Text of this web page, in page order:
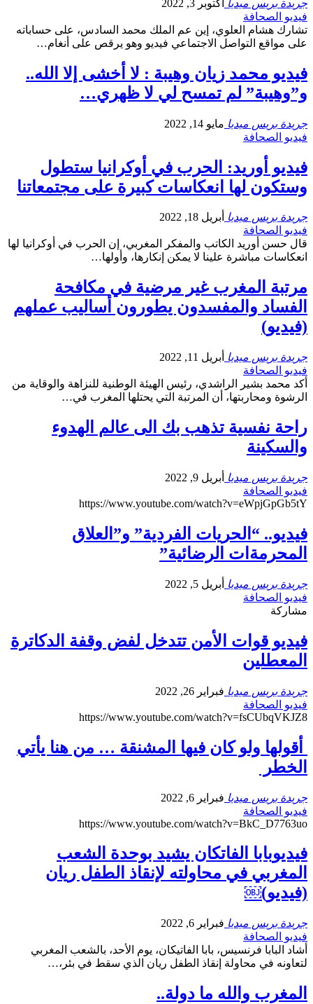
جريدة بريس ميديا
أكتوبر 3, 2022
فيديو الصحافة
تشارك هشام العلوي، إين عم الملك محمد السادس، على حساباته
على مواقع التواصل الاجتماعي فيديو وهو يرقص على أنغام…
فيديو محمد زيان وهيبة : لا أخشى إلا الله..
و”وهيبة” لم تمسح لي لا ظهري…
جريدة بريس ميديا مايو 14, 2022
فيديو الصحافة
فيديو أوريد: الحرب في أوكرانيا ستطول
وستكون لها انعكاسات كبيرة على مجتمعاتنا
جريدة بريس ميديا
أبريل 18, 2022
فيديو الصحافة
قال حسن أوريد الكاتب والمفكر المغربي، إن الحرب في أوكرانيا لها
انعكاسات مباشرة علينا لا يمكن إنكارها، وأولها…
مرتبة المغرب غير مرضية في مكافحة
الفساد والمفسدون يطورون أساليب عملهم
(فيديو)
جريدة بريس ميديا
أبريل 11, 2022
فيديو الصحافة
أكد محمد بشير الراشدي، رئيس الهيئة الوطنية للنزاهة والوقاية من
الرشوة ومحاربتها، أن المرتبة التي يحتلها المغرب في…
راحة نفسية تذهب بك الى عالم الهدوء
والسكينة
جريدة بريس ميديا
أبريل 9, 2022
فيديو الصحافة
https://www.youtube.com/watch?v=eWpjGpGb5tY
فيديو.. “الحريات الفردية” و”العلاق
المحرمةات الرضائية”
جريدة بريس ميديا
أبريل 5, 2022
فيديو الصحافة
مشاركة
فيديو قوات الأمن تتدخل لفض وقفة الدكاترة
المعطلين
جريدة بريس ميديا فبراير 26, 2022
فيديو الصحافة
https://www.youtube.com/watch?v=fsCUbqVKJZ8
أقولها ولو كان فيها المشنقة … من هنا يأتي
الخطر
جريدة بريس ميديا فبراير 6, 2022
فيديو الصحافة
https://www.youtube.com/watch?v=BkC_D7763uo
فيديوبابا الفاتكان يشيد بوحدة الشعب
المغربي في محاولته لإنقاذ الطفل ريان
(فيديو)￼
جريدة بريس ميديا فبراير 6, 2022
فيديو الصحافة
أشاد البابا فرنسيس، بابا الفاتيكان، يوم الأحد، بالشعب المغربي
لتعاونه في محاولة إنقاذ الطفل ريان الذي سقط في بئر،…
المغرب والله ما دولة..